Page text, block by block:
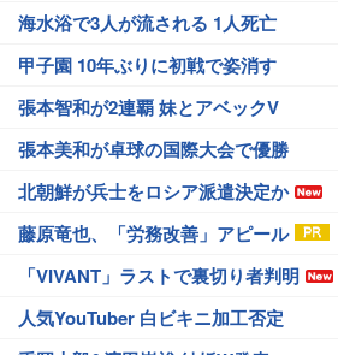
海水浴で3人が流される 1人死亡
甲子園 10年ぶりに初戦で姿消す
張本智和が2連覇 妹とアベックV
張本美和が卓球の国際大会で優勝
北朝鮮が兵士をロシア派遣決定か
藤原竜也、「労務改善」アピール
「VIVANT」ラストで裏切り者判明
人気YouTuber 白ビキニ加工否定